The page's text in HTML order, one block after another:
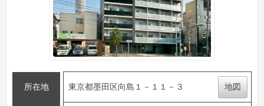
所在地 東京都墨田区向島１－１１－３ 地図